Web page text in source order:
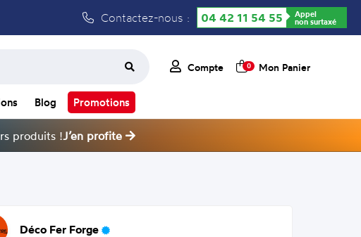
Contactez-nous : 04 42 11 54 55 Appel
non surtaxé
Compte 0 Mon Panier
Blog Promotions
produits !J’en profite
Déco Fer Forge